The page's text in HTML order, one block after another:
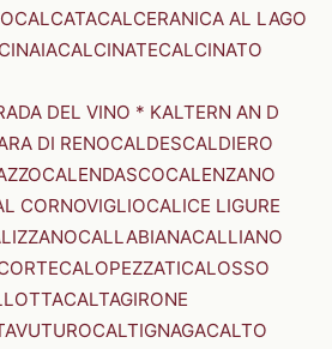
CALCATACALCERANICA AL LAGO
CALCINATECALCINATO
DEL VINO * KALTERN AN D
DI RENOCALDESCALDIERO
CALENDASCOCALENZANO
CORNOVIGLIOCALICE LIGURE
CALLABIANACALLIANO
CALOPEZZATICALOSSO
CALTAGIRONE
CALTIGNAGACALTO